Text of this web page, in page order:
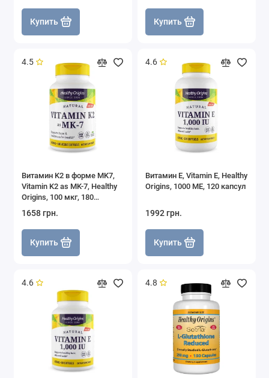
Купить Купить
4.5
Витамин K2 в форме MK7,
Vitamin K2 as MK-7, Healthy
Origins, 100 мкг, 180
капсул
1658 грн.
Купить
4.6
Витамин Е, Vitamin E, Healthy
Origins, 1000 МЕ, 120 капсул
1992 грн.
Купить
4.6 4.8